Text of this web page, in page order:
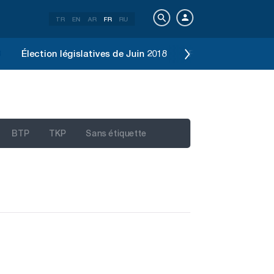
TR EN AR FR RU
Élection législatives de Juin 2018 Référendum
BTP TKP Sans étiquette